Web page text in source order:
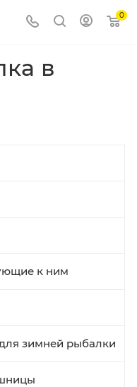
0
в
к ним
зимней рыбалки